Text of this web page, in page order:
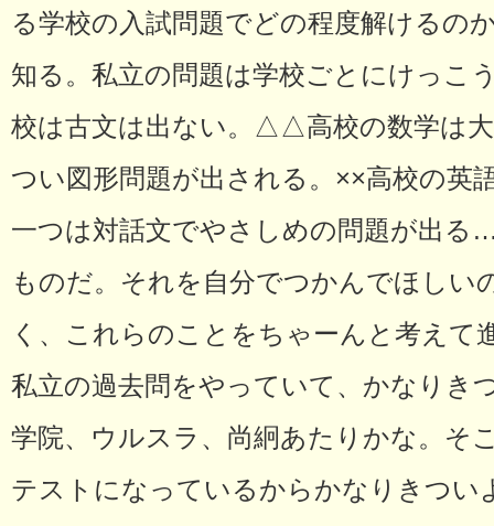
る学校の入試問題でどの程度解けるの
知る。私立の問題は学校ごとにけっこ
校は古文は出ない。△△高校の数学は
つい図形問題が出される。××高校の英
一つは対話文でやさしめの問題が出
ものだ。それを自分でつかんでほしい
く、これらのことをちゃーんと考えて
私立の過去問をやっていて、かなりき
学院、ウルスラ、尚絅あたりかな。そ
テストになっているからかなりきつい